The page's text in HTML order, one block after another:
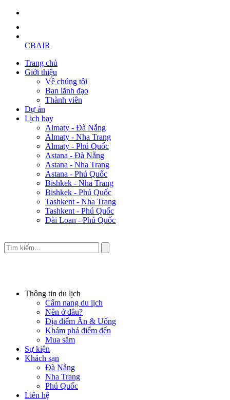
CBAIR
Trang chủ
Giới thiệu
Về chúng tôi
Ban lãnh đạo
Thành viên
Dự án
Lịch bay
Almaty - Đà Nẵng
Almaty - Nha Trang
Almaty - Phú Quốc
Astana - Đà Nẵng
Astana - Nha Trang
Astana - Phú Quốc
Bishkek - Nha Trang
Bishkek - Phú Quốc
Tashkent - Nha Trang
Tashkent - Phú Quốc
Đài Loan - Phú Quốc
Thông tin du lịch
Cẩm nang du lịch
Nên ở đâu?
Địa điểm Ăn & Uống
Khám phá điểm đến
Mua sắm
Sự kiện
Khách sạn
Đà Nẵng
Nha Trang
Phú Quốc
Liên hệ